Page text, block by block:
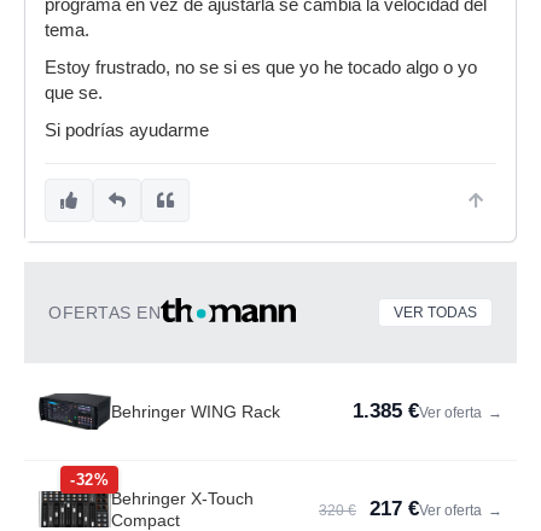
programa en vez de ajustarla se cambia la velocidad del
tema.
Estoy frustrado, no se si es que yo he tocado algo o yo
que se.
Si podrías ayudarme
OFERTAS EN VER TODAS
Behringer WING Rack 1.385 €Ver oferta →
-32%
Behringer X-Touch
Compact
320 € 217 €Ver oferta →